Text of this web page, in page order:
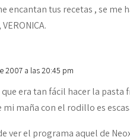
encantan tus recetas , se me
2007 a las 20:45 pm
que era tan fácil hacer la
maña con el rodillo es
ver el programa aquel de